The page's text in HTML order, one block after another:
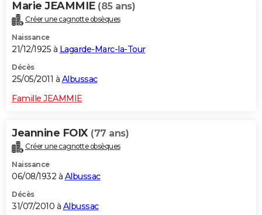
Marie JEAMMIE (85 ans)
Créer une cagnotte obsèques
Naissance
21/12/1925 à Lagarde-Marc-la-Tour
Décès
25/05/2011 à Albussac
Famille JEAMMIE
Jeannine FOIX (77 ans)
Créer une cagnotte obsèques
Naissance
06/08/1932 à Albussac
Décès
31/07/2010 à Albussac